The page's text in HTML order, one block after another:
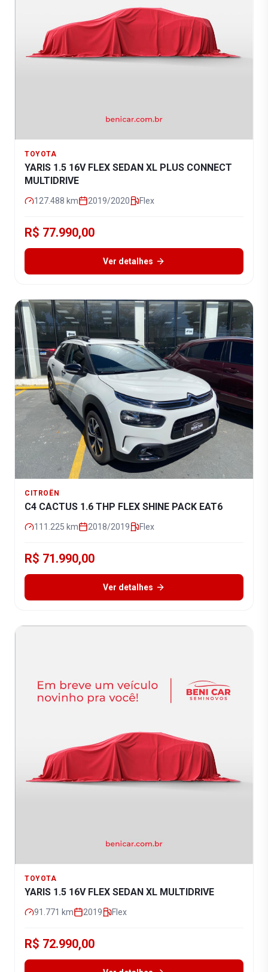
TOYOTA
YARIS 1.5 16V FLEX SEDAN XL PLUS CONNECT
MULTIDRIVE
127.488 km 2019/2020 Flex
R$ 77.990,00
Ver detalhes
CITROËN
C4 CACTUS 1.6 THP FLEX SHINE PACK EAT6
111.225 km 2018/2019 Flex
R$ 71.990,00
Ver detalhes
TOYOTA
YARIS 1.5 16V FLEX SEDAN XL MULTIDRIVE
91.771 km 2019 Flex
R$ 72.990,00